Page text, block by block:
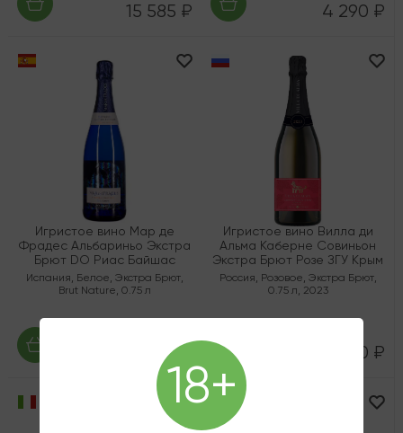
15 585 ₽ 4 290 ₽
Игристое вино Мар де
Фрадес Альбариньо Экстра
Брют DO Риас Байшас
Испания, Белое, Экстра Брют,
Brut Nature, 0.75 л
6 335 ₽
Игристое вино Вилла ди
Альма Каберне Совиньон
Экстра Брют Розе ЗГУ Крым
Россия, Розовое, Экстра Брют,
0.75 л, 2023
3 220 ₽
18+